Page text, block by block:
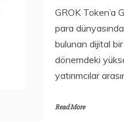
GROK Token’a
para
bulunan dijital
dönemdeki
yatırımcılar
Read More